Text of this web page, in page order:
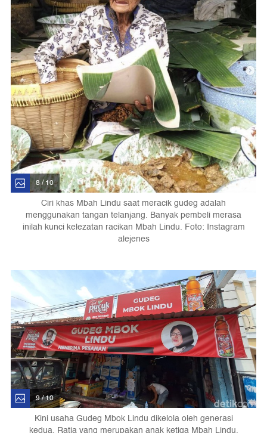
8 / 10
Ciri khas Mbah Lindu saat meracik gudeg adalah
menggunakan tangan telanjang. Banyak pembeli merasa
inilah kunci kelezatan racikan Mbah Lindu. Foto: Instagram
alejenes
9 / 10
Kini usaha Gudeg Mbok Lindu dikelola oleh generasi